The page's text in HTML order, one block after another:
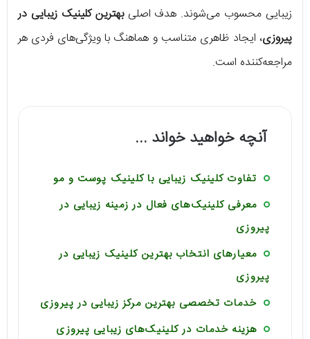
زیبایی محسوب می‌شوند. هدف اصلیبهترین کلینیک زیبایی در
پیروزی، ایجاد ظاهری متناسب و هماهنگ با ویژگی‌های فردی هر
مراجعه‌کننده است.
آنچه خواهید خواند ...
تفاوت کلینیک زیبایی با کلینیک پوست و مو
معرفی کلینیک‌های فعال در زمینه زیبایی در
پیروزی
معیارهای انتخاب بهترین کلینیک زیبایی در
پیروزی
خدمات تخصصی بهترین مرکز زیبایی در پیروزی
هزینه خدمات در کلینیک‌های زیبایی پیروزی